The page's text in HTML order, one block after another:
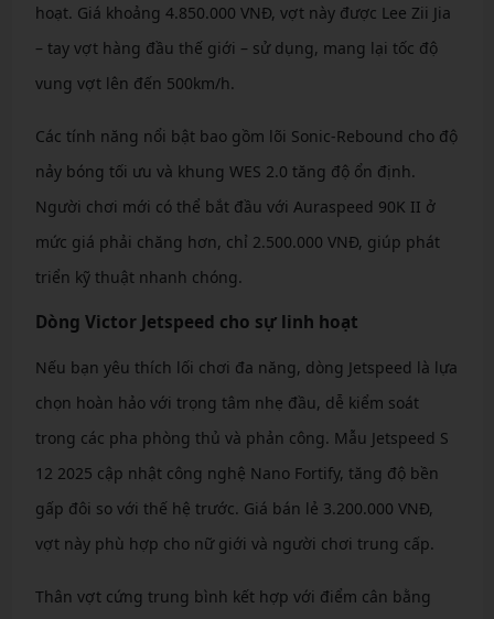
hoạt. Giá khoảng 4.850.000 VNĐ, vợt này được Lee Zii Jia
– tay vợt hàng đầu thế giới – sử dụng, mang lại tốc độ
vung vợt lên đến 500km/h.
Các tính năng nổi bật bao gồm lõi Sonic-Rebound cho độ
nảy bóng tối ưu và khung WES 2.0 tăng độ ổn định.
Người chơi mới có thể bắt đầu với Auraspeed 90K II ở
mức giá phải chăng hơn, chỉ 2.500.000 VNĐ, giúp phát
triển kỹ thuật nhanh chóng.
Dòng Victor Jetspeed cho sự linh hoạt
Nếu bạn yêu thích lối chơi đa năng, dòng Jetspeed là lựa
chọn hoàn hảo với trọng tâm nhẹ đầu, dễ kiểm soát
trong các pha phòng thủ và phản công. Mẫu Jetspeed S
12 2025 cập nhật công nghệ Nano Fortify, tăng độ bền
gấp đôi so với thế hệ trước. Giá bán lẻ 3.200.000 VNĐ,
vợt này phù hợp cho nữ giới và người chơi trung cấp.
Thân vợt cứng trung bình kết hợp với điểm cân bằng